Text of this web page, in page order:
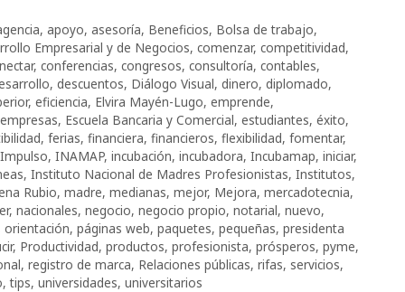
, apoyo, asesoría, Beneficios, Bolsa de trabajo,
Empresarial y de Negocios, comenzar, competitividad,
, conferencias, congresos, consultoría, contables,
, descuentos, Diálogo Visual, dinero, diplomado,
, eficiencia, Elvira Mayén-Lugo, emprende,
empresas, Escuela Bancaria y Comercial, estudiantes, éxito,
, ferias, financiera, financieros, fle­xi­bi­li­dad, fomentar,
Impulso, INAMAP, incubación, incubadora, Incubamap, iniciar,
, Instituto Nacional de Madres Profesionistas, Institutos,
Rubio, madre, medianas, mejor, Mejora, mercadotecnia,
, nacionales, negocio, negocio propio, notarial, nuevo,
orientación, páginas web, paquetes, pequeñas, presidenta
, Productividad, productos, profesionista, prósperos, pyme,
, registro de marca, Relaciones públicas, rifas, servicios,
,tips, universidades, universitarios